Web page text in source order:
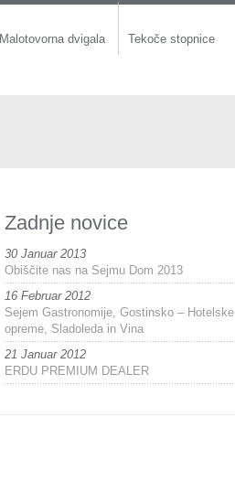
Malotovorna dvigala Tekoče stopnice
Zadnje novice
30 Januar 2013
Obiščite nas na Sejmu Dom 2013
16 Februar 2012
Sejem Gastronomije, Gostinsko – Hotelske
opreme, Sladoleda in Vina
21 Januar 2012
ERDU PREMIUM DEALER